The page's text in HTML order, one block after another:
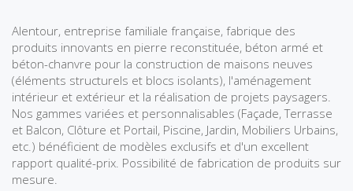
Alentour, entreprise familiale française, fabrique des
produits innovants en pierre reconstituée, béton armé et
béton-chanvre pour la construction de maisons neuves
(éléments structurels et blocs isolants), l'aménagement
intérieur et extérieur et la réalisation de projets paysagers.
Nos gammes variées et personnalisables (Façade, Terrasse
et Balcon, Clôture et Portail, Piscine, Jardin, Mobiliers Urbains,
etc.) bénéficient de modèles exclusifs et d'un excellent
rapport qualité-prix. Possibilité de fabrication de produits sur
mesure.